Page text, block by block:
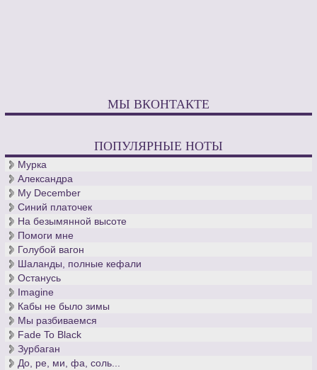
МЫ ВКОНТАКТЕ
ПОПУЛЯРНЫЕ НОТЫ
Мурка
Александра
My December
Синий платочек
На безымянной высоте
Помоги мне
Голубой вагон
Шаланды, полные кефали
Останусь
Imagine
Кабы не было зимы
Мы разбиваемся
Fade To Black
Зурбаган
До, ре, ми, фа, соль...